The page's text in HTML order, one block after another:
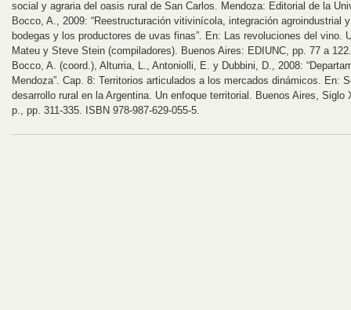
social y agraria del oasis rural de San Carlos. Mendoza: Editorial de la
Bocco, A., 2009: “Reestructuración vitivinícola, integración agroindustrial
bodegas y los productores de uvas finas”. En: Las revoluciones del vino.
Mateu y Steve Stein (compiladores). Buenos Aires: EDIUNC, pp. 77 a 122.
Bocco, A. (coord.), Alturria, L., Antoniolli, E. y Dubbini, D., 2008:
Mendoza”. Cap. 8: Territorios articulados a los mercados dinámicos. En:
desarrollo rural en la Argentina. Un enfoque territorial. Buenos Aires,
p., pp. 311-335. ISBN 978-987-629-055-5.